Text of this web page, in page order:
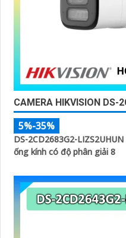
CAMERA HIKVISION DS-
5%-35%
DS-2CD2683G2-
ống kính có độ phân giải 8